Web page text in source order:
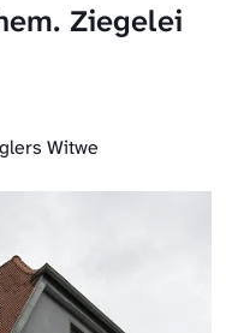
Ziegelei
Witwe